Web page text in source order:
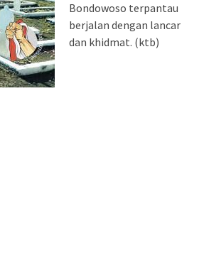
Bondowoso terpantau
berjalan dengan lancar
dan khidmat. (ktb)